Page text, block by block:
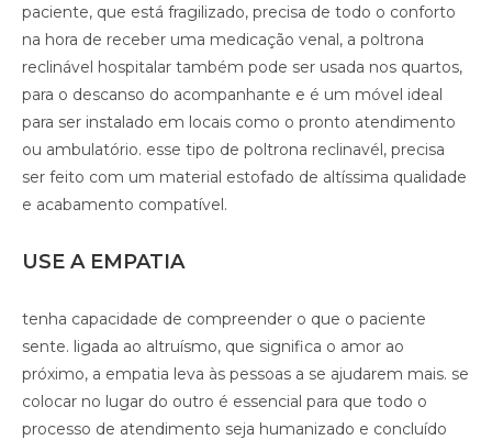
paciente, que está fragilizado, precisa de todo o conforto
na hora de receber uma medicação venal, a poltrona
reclinável hospitalar também pode ser usada nos quartos,
para o descanso do acompanhante e é um móvel ideal
para ser instalado em locais como o pronto atendimento
ou ambulatório. esse tipo de poltrona reclinavél, precisa
ser feito com um material estofado de altíssima qualidade
e acabamento compatível.
USE A EMPATIA
tenha capacidade de compreender o que o paciente
sente. ligada ao altruísmo, que significa o amor ao
próximo, a empatia leva às pessoas a se ajudarem mais. se
colocar no lugar do outro é essencial para que todo o
processo de atendimento seja humanizado e concluído